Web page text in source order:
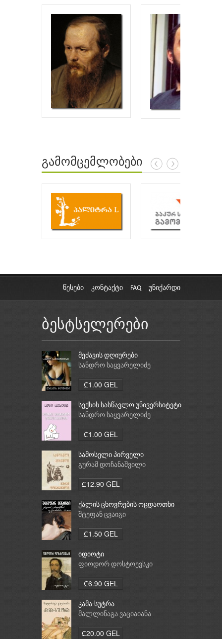
გამომცემლობები
წესები კონტაქტი FAQ უნიქარდი
ბესტსელერები
მეძავის დღიურები
სანდრო საყვარელიძე
₾1.00 GEL
სექსის სასწავლო უნივერსიტეტი
სანდრო საყვარელიძე
₾1.00 GEL
სამოსელი პირველი
გურამ დოჩანაშვილი
₾12.90 GEL
ქალის ცხოვრების ოცდაოთხი
საათი
შტეფან ცვაიგი
₾1.50 GEL
იდიოტი
ფიოდორ დოსტოევსკი
₾6.90 GEL
კამა-სუტრა
მალლინაგა ვაციაიანა
₾20.00 GEL